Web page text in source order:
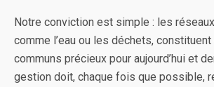
Notre conviction est simple : les
comme l’eau ou les déchets,
communs précieux pour aujourd’hui et
gestion doit, chaque fois que possible,